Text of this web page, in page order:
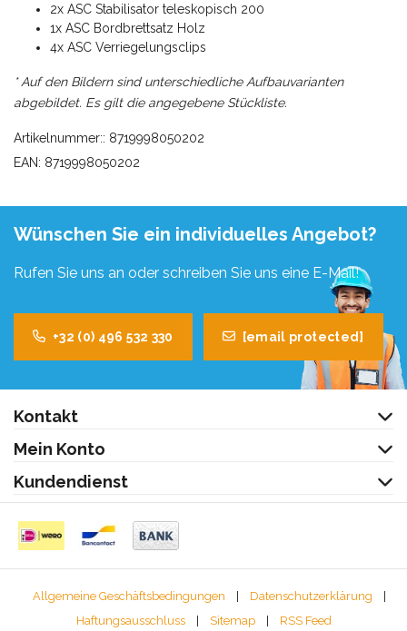
2x ASC Stabilisator teleskopisch 200
1x ASC Bordbrettsatz Holz
4x ASC Verriegelungsclips
* Auf den Bildern sind unterschiedliche Aufbauvarianten
abgebildet. Es gilt die angegebene Stückliste.
Artikelnummer:: 8719998050202
EAN: 8719998050202
Wünschen Sie ein individuelles Angebot?
Rufen Sie uns an oder schreiben Sie uns eine E-Mail!
+32 (0) 496 532 330 [email protected]
Kontakt
Mein Konto
Kundendienst
Allgemeine Geschäftsbedingungen | Datenschutzerklärung
|
Haftungsausschluss
| Sitemap | RSS Feed